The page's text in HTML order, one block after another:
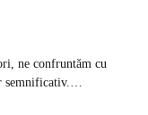
ne confruntăm cu
semnificativ.…